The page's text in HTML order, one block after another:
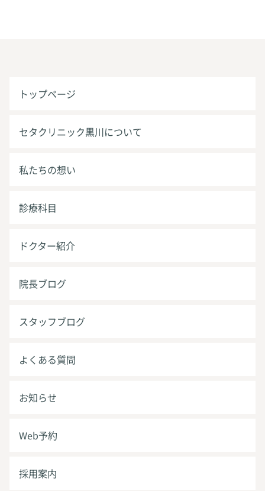
トップページ
セタクリニック黒川について
私たちの想い
診療科目
ドクター紹介
院長ブログ
スタッフブログ
よくある質問
お知らせ
Web予約
採用案内